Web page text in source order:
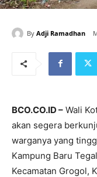
By Adji Ramadhan
BCO.CO.ID – Wali
akan segera
warganya yang
Kampung Baru
Kecamatan Grogol,